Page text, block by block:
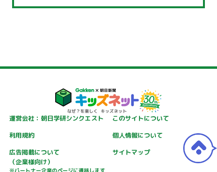
運営会社：朝日学研シンクエスト
このサイトについて
利用規約
個人情報について
広告掲載について
（企業様向け）
サイトマップ